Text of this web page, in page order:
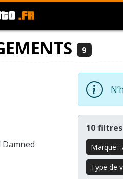
9
Damned
10
Marque :
Type de